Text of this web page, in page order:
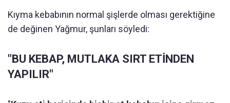
Kıyma kebabının normal şişlerde olması gerektiğine
de değinen Yağmur, şunları söyledi:
"BU KEBAP, MUTLAKA SIRT ETİNDEN
YAPILIR"